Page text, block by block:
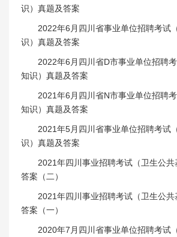
识）真题及答案
2022年6月四川省事业单位招聘考试
识）真题及答案
2022年6月四川省D市事业单位招聘
知识）真题及答案
2021年6月四川省N市事业单位招聘
知识）真题及答案
2021年5月四川省事业单位招聘考试
识）真题及答案
2021年四川事业招聘考试（卫生公共
答案（二）
2021年四川事业招聘考试（卫生公共
答案（一）
2020年7月四川省事业单位招聘考试